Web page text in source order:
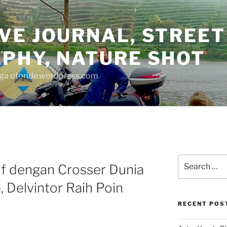
JOURNAL, STREET
NATURE SHOT
otoride.wordpress.com
dengan Crosser Dunia
Delvintor Raih Poin
for:
RECENT